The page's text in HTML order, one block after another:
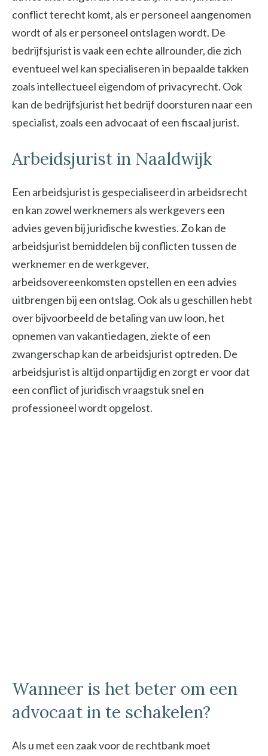
conflict terecht komt, als er personeel aangenomen
wordt of als er personeel ontslagen wordt. De
bedrijfsjurist is vaak een echte allrounder, die zich
eventueel wel kan specialiseren in bepaalde takken
zoals intellectueel eigendom of privacyrecht. Ook
kan de bedrijfsjurist het bedrijf doorsturen naar een
specialist, zoals een advocaat of een fiscaal jurist.
Arbeidsjurist in Naaldwijk
Een arbeidsjurist is gespecialiseerd in arbeidsrecht
en kan zowel werknemers als werkgevers een
advies geven bij juridische kwesties. Zo kan de
arbeidsjurist bemiddelen bij conflicten tussen de
werknemer en de werkgever,
arbeidsovereenkomsten opstellen en een advies
uitbrengen bij een ontslag. Ook als u geschillen hebt
over bijvoorbeeld de betaling van uw loon, het
opnemen van vakantiedagen, ziekte of een
zwangerschap kan de arbeidsjurist optreden. De
arbeidsjurist is altijd onpartijdig en zorgt er voor dat
een conflict of juridisch vraagstuk snel en
professioneel wordt opgelost.
Wanneer is het beter om een
advocaat in te schakelen?
Als u met een zaak voor de rechtbank moet